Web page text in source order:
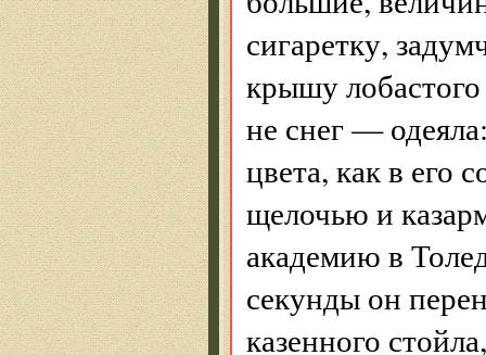
сигаретку,
крышу
не снег —
цвета, как в его
щелочью и
академию в
секунды он
казенного